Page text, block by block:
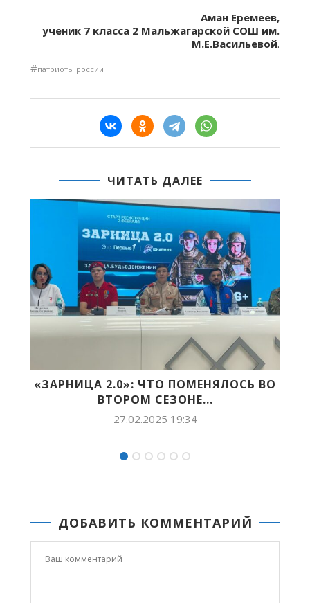
Аман Еремеев,
ученик 7 класса 2 Мальжагарской СОШ им.
М.Е.Васильевой.
#патриоты россии
ЧИТАТЬ ДАЛЕЕ
ПОМЕНЯЛОСЬ ВО
СОСТОЯЛСЯ СМОТР
ПАМЯТИ
ДОБАВИТЬ КОММЕНТАРИЙ